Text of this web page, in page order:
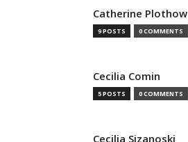
Catherine Plothow
9 POSTS 0 COMMENTS
Cecilia Comin
5 POSTS 0 COMMENTS
Cecilia Sizanoski